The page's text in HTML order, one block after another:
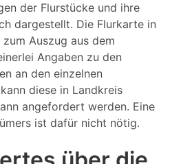
der Flurstücke und ihre
dargestellt. Die Flurkarte in
Auszug aus dem
Angaben zu den
an den einzelnen
diese in Landkreis
angefordert werden. Eine
ist dafür nicht nötig.